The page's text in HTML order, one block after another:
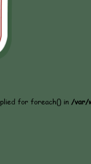
for foreach() in /var/